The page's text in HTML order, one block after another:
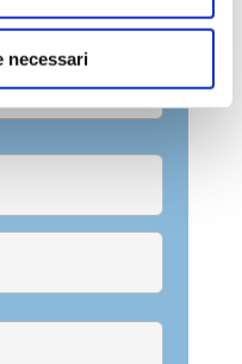
necessari